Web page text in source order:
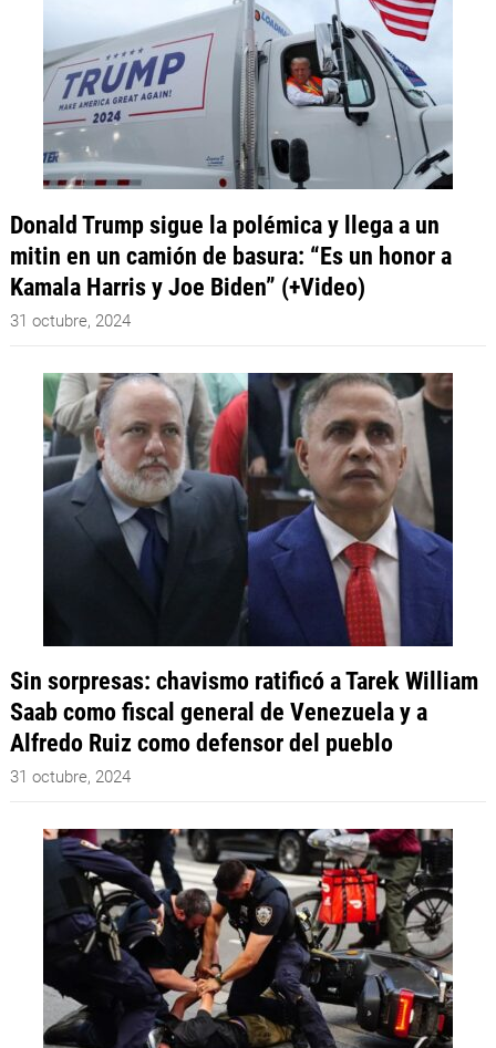
Donald Trump sigue la polémica y llega a un
mitin en un camión de basura: “Es un honor a
Kamala Harris y Joe Biden” (+Video)
31 octubre, 2024
Sin sorpresas: chavismo ratificó a Tarek William
Saab como fiscal general de Venezuela y a
Alfredo Ruiz como defensor del pueblo
31 octubre, 2024